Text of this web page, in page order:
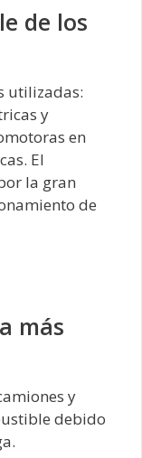
de los
utilizadas:
y
en
El
la gran
de
más
y
debido